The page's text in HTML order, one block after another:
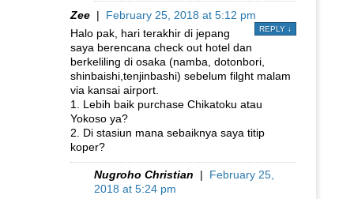
Zee | February 25, 2018 at 5:12 pm
REPLY ↓
Halo pak, hari terakhir di jepang
saya berencana check out hotel dan
berkeliling di osaka (namba, dotonbori,
shinbaishi,tenjinbashi) sebelum filght malam
via kansai airport.
1. Lebih baik purchase Chikatoku atau
Yokoso ya?
2. Di stasiun mana sebaiknya saya titip
koper?
Nugroho Christian | February 25,
2018 at 5:24 pm